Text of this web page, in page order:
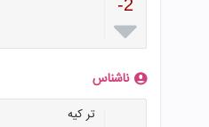
-2

ناشناس
تر کیه